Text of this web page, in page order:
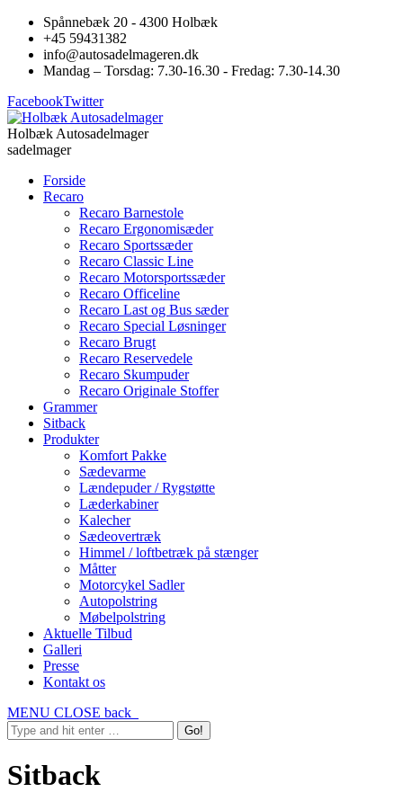
Spånnebæk 20 - 4300 Holbæk
+45 59431382
info@autosadelmageren.dk
Mandag – Torsdag: 7.30-16.30 - Fredag: 7.30-14.30
FacebookTwitter
Holbæk Autosadelmager
sadelmager
Forside
Recaro
Recaro Barnestole
Recaro Ergonomisæder
Recaro Sportssæder
Recaro Classic Line
Recaro Motorsportssæder
Recaro Officeline
Recaro Last og Bus sæder
Recaro Special Løsninger
Recaro Brugt
Recaro Reservedele
Recaro Skumpuder
Recaro Originale Stoffer
Grammer
Sitback
Produkter
Komfort Pakke
Sædevarme
Lændepuder / Rygstøtte
Læderkabiner
Kalecher
Sædeovertræk
Himmel / loftbetræk på stænger
Måtter
Motorcykel Sadler
Autopolstring
Møbelpolstring
Aktuelle Tilbud
Galleri
Presse
Kontakt os
MENU CLOSE back
Sitback